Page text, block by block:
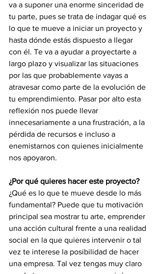
va a suponer una enorme sinceridad de
tu parte, pues se trata de indagar qué es
lo que te mueve a iniciar un proyecto y
hasta dónde estás dispuesto a llegar
con él. Te va a ayudar a proyectarte a
largo plazo y visualizar las situaciones
por las que probablemente vayas a
atravesar como parte de la evolución de
tu emprendimiento. Pasar por alto esta
reflexión nos puede llevar
innecesariamente a una frustración, a la
pérdida de recursos e incluso a
enemistarnos con quienes inicialmente
nos apoyaron.
¿Por qué quieres hacer este proyecto?
¿Qué es lo que te mueve desde lo más
fundamental? Puede que tu motivación
principal sea mostrar tu arte, emprender
una acción cultural frente a una realidad
social en la que quieres intervenir o tal
vez te interese la posibilidad de hacer
una empresa. Tal vez tengas muy claro